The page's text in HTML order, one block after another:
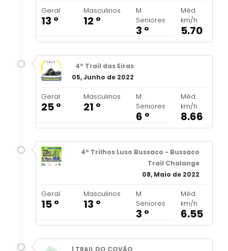
Geral
13 º
Masculinos
12 º
M
Seniores
3 º
Méd.
km/h
5.70
4º Trail das Eiras
05, Junho de 2022
Geral
25 º
Masculinos
21 º
M
Seniores
6 º
Méd.
km/h
8.66
4º Trilhos Luso Bussaco - Bussaco
Trail Chalange
08, Maio de 2022
Geral
15 º
Masculinos
13 º
M
Seniores
3 º
Méd.
km/h
6.55
| TRAIL DO COVÃO